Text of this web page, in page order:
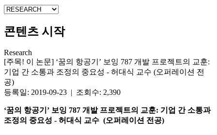
콘텐츠 시작
Research
[주목! 이 논문] ‘꿈의 항공기’ 보잉 787 개발 프로젝트의 교훈:
기업 간 소통과 조정의 중요성 - 허대식 교수 (오퍼레이션 전
공)
등록일: 2019-09-23 | 조회수: 2,390
‘꿈의 항공기’ 보잉 787 개발 프로젝트의 교훈: 기업 간 소통과
조정의 중요성 - 허대식 교수 (오퍼레이션 전공)